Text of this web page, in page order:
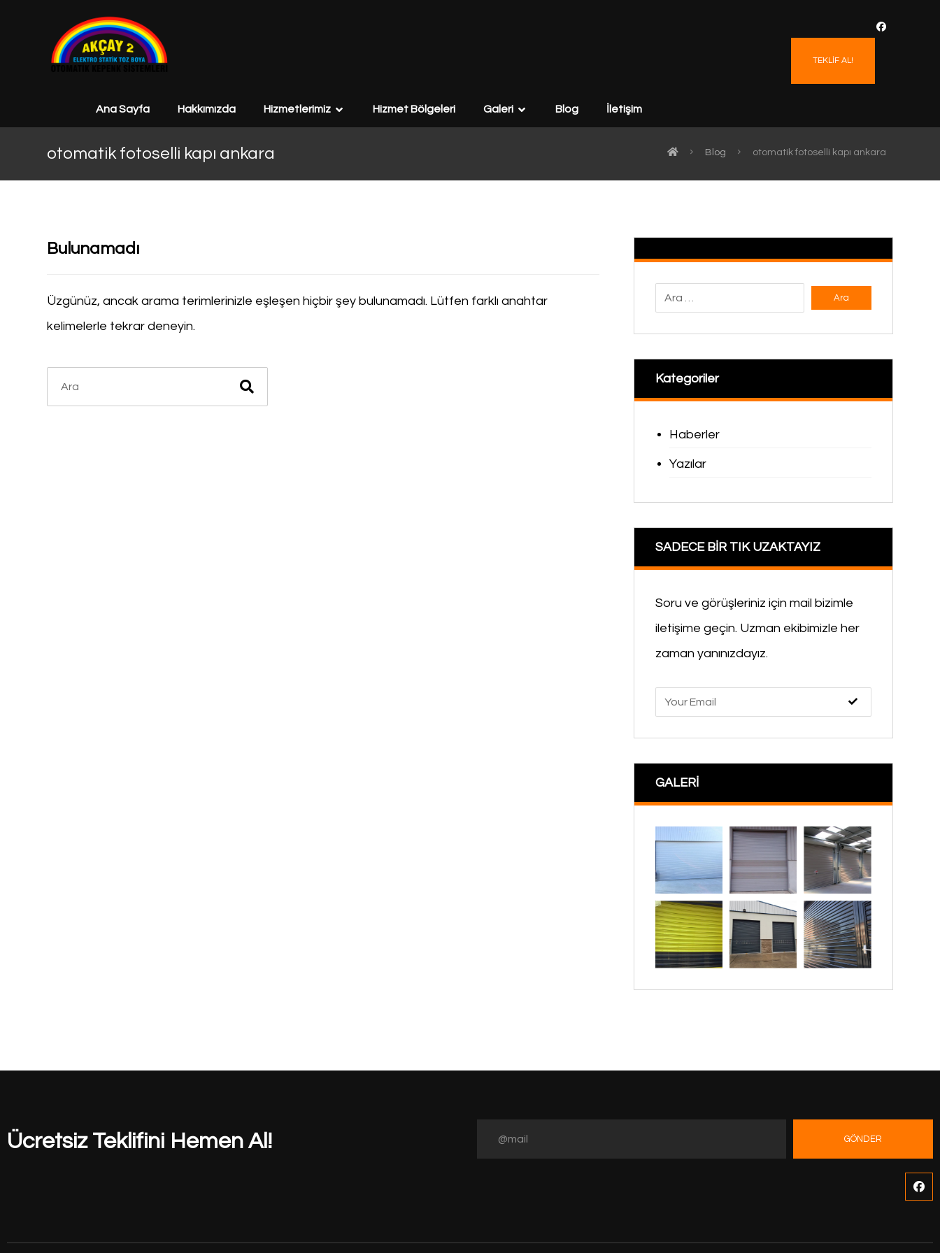
Ana Sayfa Hakkımızda Hizmetlerimiz Hizmet Bölgeleri Galeri Blog İletişim
TEKLİF AL!
otomatik fotoselli kapı ankara Blog otomatik fotoselli kapı ankara
Bulunamadı
Üzgünüz, ancak arama terimlerinizle eşleşen hiçbir şey bulunamadı. Lütfen farklı anahtar
kelimelerle tekrar deneyin.
Kategoriler
Haberler
Yazılar
SADECE BİR TIK UZAKTAYIZ
Soru ve görüşleriniz için mail bizimle
iletişime geçin. Uzman ekibimizle her
zaman yanınızdayız.
GALERİ
Ücretsiz Teklifini Hemen Al! GÖNDER